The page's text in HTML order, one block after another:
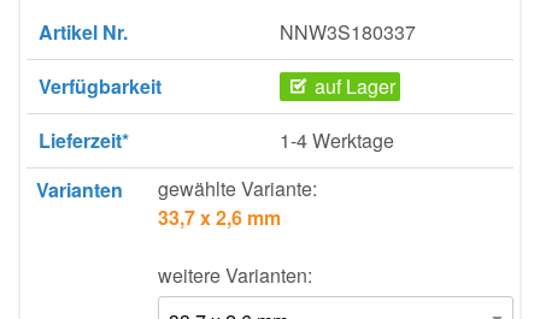
Artikel Nr.
NNW3S180337
Verfügbarkeit
auf Lager
Lieferzeit*
1-4 Werktage
Varianten
gewählte Variante:
33,7 x 2,6 mm
weitere Varianten: